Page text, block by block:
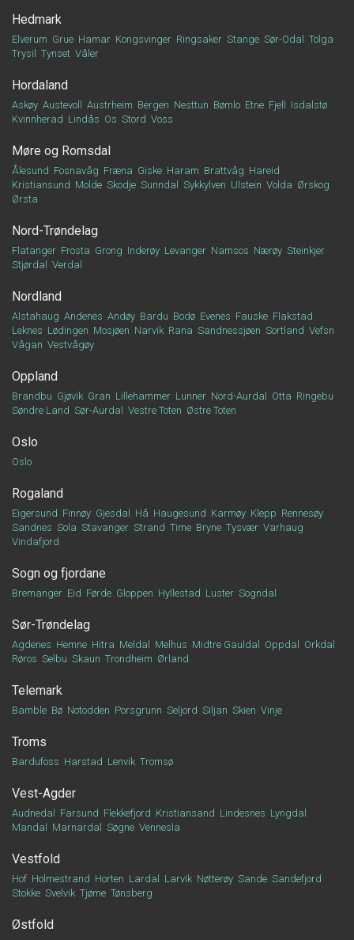
Hedmark
Elverum Grue Hamar Kongsvinger Ringsaker Stange Sør-Odal
Tolga
Trysil
Tynset Våler
Hordaland
Askøy Austevoll Austrheim Bergen Nesttun Bømlo Etne Fjell
Isdalstø
Kvinnherad Lindås Os Stord Voss
Møre og Romsdal
Ålesund Fosnavåg Fræna Giske Haram Brattvåg Hareid
Kristiansund Molde Skodje Sunndal Sykkylven Ulstein Volda Ørskog
Ørsta
Nord-Trøndelag
Flatanger Frosta Grong Inderøy Levanger Namsos Nærøy Steinkjer
Stjørdal
Verdal
Nordland
Alstahaug Andenes Andøy Bardu Bodø Evenes Fauske Flakstad
Leknes Lødingen Mosjøen Narvik Rana Sandnessjøen Sortland Vefsn
Vågan Vestvågøy
Oppland
Brandbu Gjøvik Gran Lillehammer Lunner Nord-Aurdal Otta Ringebu
Søndre Land Sør-Aurdal Vestre Toten Østre Toten
Oslo
Oslo
Rogaland
Eigersund Finnøy Gjesdal Hå Haugesund Karmøy Klepp Rennesøy
Sandnes Sola Stavanger Strand Time Bryne Tysvær Varhaug
Vindafjord
Sogn og fjordane
Bremanger Eid Førde Gloppen Hyllestad Luster Sogndal
Sør-Trøndelag
Agdenes Hemne Hitra Meldal Melhus Midtre Gauldal Oppdal
Orkdal
Røros Selbu Skaun Trondheim Ørland
Telemark
Bamble Bø Notodden Porsgrunn Seljord Siljan Skien Vinje
Troms
Bardufoss Harstad Lenvik Tromsø
Vest-Agder
Audnedal Farsund Flekkefjord Kristiansand Lindesnes Lyngdal
Mandal
Marnardal Søgne Vennesla
Vestfold
Hof Holmestrand Horten Lardal Larvik Nøtterøy Sande Sandefjord
Stokke Svelvik Tjøme Tønsberg
Østfold